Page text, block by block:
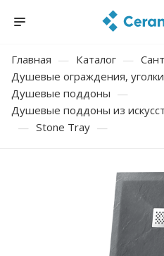
Главная — Каталог —
Душевые ограждения,
Душевые поддоны —
Душевые поддоны из
— Stone Tray —